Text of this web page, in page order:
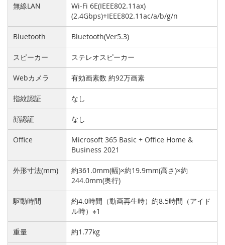
無線LAN
Wi-Fi 6E(IEEE802.11ax)
(2.4Gbps)+IEEE802.11ac/a/b/g/n
Bluetooth Bluetooth(Ver5.3)
スピーカー ステレオスピーカー
Webカメラ 有効画素数 約92万画素
指紋認証 なし
顔認証 なし
Office
Microsoft 365 Basic + Office Home &
Business 2021
外形寸法(mm)
約361.0mm(幅)×約19.9mm(高さ)×約
244.0mm(奥行)
駆動時間
約4.0時間（動画再生時）約8.5時間（アイド
ル時）※1
重量 約1.77kg